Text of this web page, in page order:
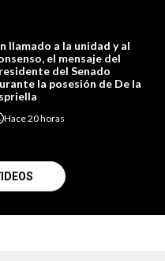
llamado a la unidad y al
el mensaje del
del Senado
la posesión de De la
Hace20 horas